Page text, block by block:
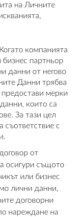
на Личните
компанията
бизнес партньор
данни от негово
Данни трябва
мерки
които са
За тази цел
съответствие с
от
осигури същото
или бизнес
лични данни,
договорни
нареждане на